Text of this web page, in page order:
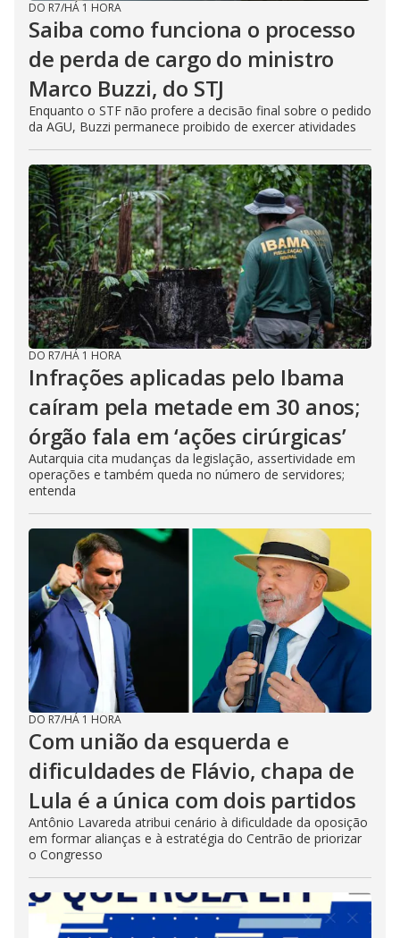
DO R7/HÁ 1 HORA
Saiba como funciona o processo
de perda de cargo do ministro
Marco Buzzi, do STJ
Enquanto o STF não profere a decisão final sobre o pedido
da AGU, Buzzi permanece proibido de exercer atividades
DO R7/HÁ 1 HORA
Infrações aplicadas pelo Ibama
caíram pela metade em 30 anos;
órgão fala em ‘ações cirúrgicas’
Autarquia cita mudanças da legislação, assertividade em
operações e também queda no número de servidores;
entenda
DO R7/HÁ 1 HORA
Com união da esquerda e
dificuldades de Flávio, chapa de
Lula é a única com dois partidos
Antônio Lavareda atribui cenário à dificuldade da oposição
em formar alianças e à estratégia do Centrão de priorizar
o Congresso